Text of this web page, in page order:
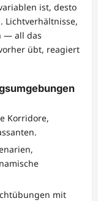
ist, desto
Lichtverhältnisse,
— all das
übt, reagiert
Korridore,
mit